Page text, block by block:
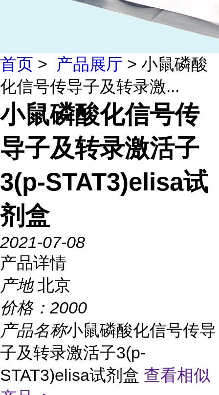
首页 > 产品展厅 > 小鼠磷酸
化信号传导子及转录激...
小鼠磷酸化信号传
导子及转录激活子
3(p-STAT3)elisa试
剂盒
2021-07-08
产品详情
产地 北京
价格： 2000
产品名称小鼠磷酸化信号传导
子及转录激活子3(p-
STAT3)elisa试剂盒 查看相似